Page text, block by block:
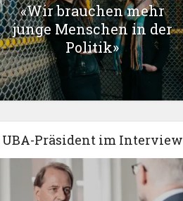
«Wir brauchen mehr
junge Menschen in der
Politik»
UBA-Präsident im Interview